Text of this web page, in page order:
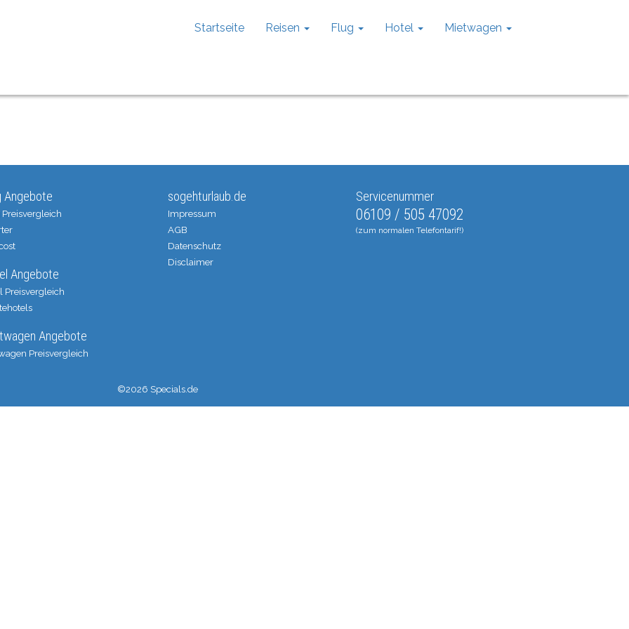
Startseite Reisen Flug Hotel Mietwagen
Angebote
Angebote
Preisvergleich
Angebote
Preisvergleich
sogehturlaub.de
Impressum
AGB
Datenschutz
Disclaimer
Servicenummer
06109 / 505 47092
(zum normalen Telefontarif!)
©2026 Specials.de